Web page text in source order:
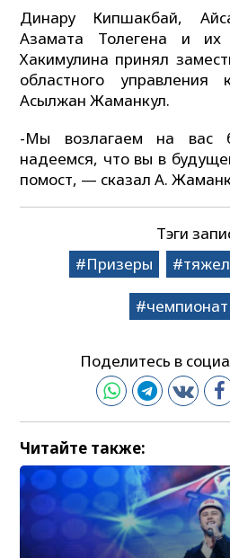
Динару Кипшакбай,
Азамата Толегена и их
Хакимулина принял
областного управления
Асылжан Жаманкул.
-Мы возлагаем на вас
надеемся, что вы в
помост, — сказал А.
Тэги
Призеры
Поделитесь в
Читайте также: